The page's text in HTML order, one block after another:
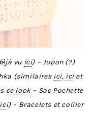
vu ici) – Jupon (?)
(similaires ici, iciet
ce look– Sac Pochette
ici) – Bracelets et collier